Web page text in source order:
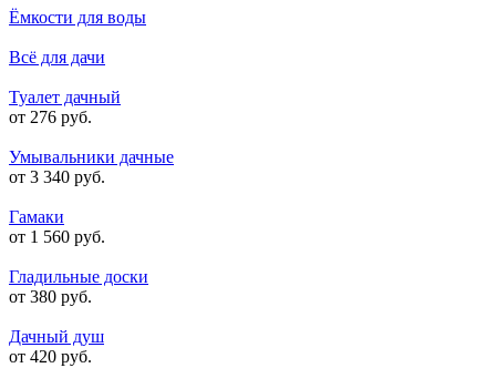
Ёмкости для воды
Всё для дачи
Туалет дачный
от 276 руб.
Умывальники дачные
от 3 340 руб.
Гамаки
от 1 560 руб.
Гладильные доски
от 380 руб.
Дачный душ
от 420 руб.